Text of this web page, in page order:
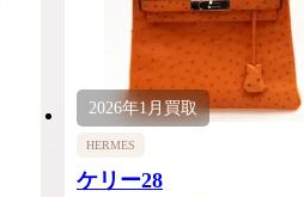
2026年1月買取
HERMES
ケリー28